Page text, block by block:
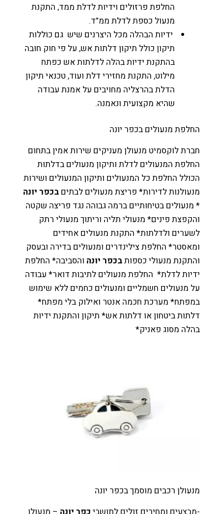
החלפת פרזולים וידיות לדלת ממד, התקנת
מנעול כספת לדלת ממ”ד.
ידיות הבהלה מכל היצרנים שיש גם כוללות
תיקון כולל תיקון דלתות אש, על פי חוק חובה
בהתקנת ידיות בהלה לדלתות אש כפתח
מילוט, התקנת מחזירי דלת ועוד, טכנאי תיקון
הדלת בהרצליה מחויבים על אמנת עבודה
שהיא מקצועית ונאמנה.
מנעולים בכפר יונה
לוקסמיט מנעולן מעניקים שירות אמין בתחום
המנעולים לדלת ותיקון מנעולים בדלתות
החלפת כל המנעולים ותיקון המנעולים ושירות
לדירות* פריצת מנעולים לבתיםבכפר יונה
בטיחותיים ברמה גבוהה נגד פריצה שקטה
פינים* מנעולי תליה וריתוך מנעולי רתק
ולדלתות* התקנת מנעולים אחידים
החלפת צילינדרים ומנעולים בדירה ובעסק
מנעולי כספותבכפר יונהוהסביבה* החלפת
לדלת* החלפת מנעולים לתיבות דואר* עבודה
מנעולים חשמליים ומנעולים כחמים ללא שימוש
מערכת חכמה אנטר ואילוק בלי מפתח*
ביטחון או דלתות אש* תיקון והתקנת ידיות
מסוג פאניק*
רכבים מוסמך בכפר יונה